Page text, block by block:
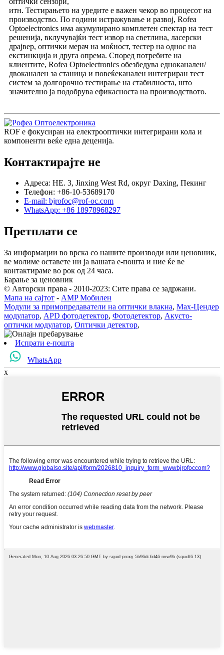
итн. Тестирањето на уредите е важен чекор во процесот на
производство. По години истражување и развој, Rofea
Optoelectronics има акумулирано комплетен спектар на тест
решенија, вклучувајќи тест извор на светлина, ласерски
драјвер, оптички мерач на моќност, тестер на однос на
екстинкција и друга опрема. Според потребите на
клиентите, Rofea Optoelectronics обезбедува едноканален/
двоканален за станица и повеќеканален интегриран тест
систем за долгорочно тестирање на стабилноста, што
значително ја подобрува ефикасноста на производството.
ROF е фокусиран на електрооптички интегрирани кола и
компоненти веќе една деценија.
Контактирајте не
Адреса: НЕ. 3, Jinxing West Rd, округ Daxing, Пекинг
Телефон: +86-10-53689170
E-mail: bjrofoc@rof-oc.com
WhatsApp: +86 18978968297
Претплати се
За информации во врска со нашите производи или ценовник,
ве молиме оставете ни ја вашата е-пошта и ние ќе ве
контактираме во рок од 24 часа.
Барање за ценовник
© Авторски права - 2010-2023: Сите права се задржани.
Мапа на сајтот - AMP Мобилен
Модули за примопредаватели на оптички влакна, Мах-Цендер
модулатор, APD фотодетектор, Фотодетектор, Акусто-
оптички модулатор, Оптички детектор,
Испрати е-пошта
WhatsApp
x